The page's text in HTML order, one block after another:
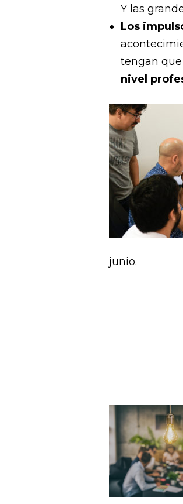
Y las
Los
tengan
nivel
junio.